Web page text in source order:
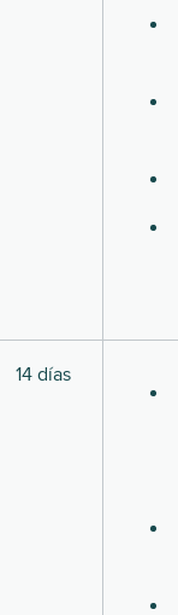
14 días